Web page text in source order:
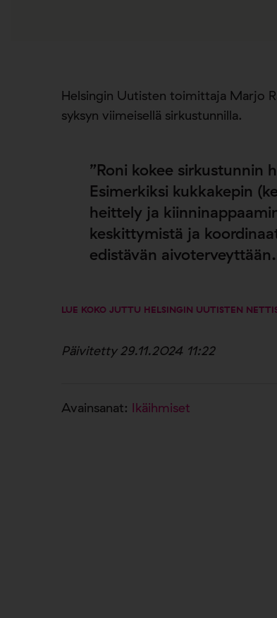
Helsingin Uutisten toimittaja Marjo
syksyn viimeisellä sirkustunnilla.
”Roni kokee sirkustunnin
Esimerkiksi kukkakepin
heittely ja
keskittymistä ja
edistävän
LUE KOKO JUTTU HELSINGIN UUTISTEN
Päivitetty 29.11.2024 11:22
Avainsanat: Ikäihmiset